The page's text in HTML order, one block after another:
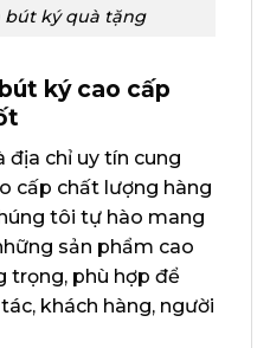
bút ký quà tặng
ký cao cấp
địa chỉ uy tín cung
cấp chất lượng hàng
tôi tự hào mang
sản phẩm cao
trọng, phù hợp để
khách hàng, người